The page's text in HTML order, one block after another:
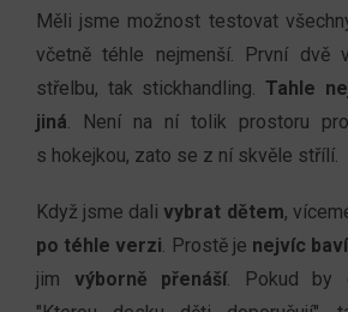
Měli jsme možnost testovat
včetně téhle nejmenší. První dvě
střelbu, tak stickhandling. Tahle
jiná. Není na ní tolik prostoru
s hokejkou, zato se z ní skvěle střílí.
Když jsme dali vybrat dětem,
po téhle verzi. Prostě je nejvíc
jim výborně přenáší. Pokud by